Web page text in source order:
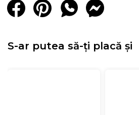
S-ar putea să-ți placă și